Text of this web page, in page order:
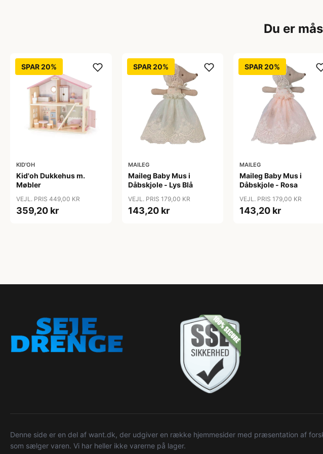
Du er
SPAR 20%
KID'OH
Kid'oh Dukkehus m.
Møbler
VEJL. PRIS 449,00 KR
359,20 kr
SPAR 20%
MAILEG
Maileg Baby Mus i
Dåbskjole - Lys Blå
VEJL. PRIS 179,00 KR
143,20 kr
SPAR 20%
MAILEG
Maileg Baby Mus i
Dåbskjole - Rosa
VEJL. PRIS 179,00 KR
143,20 kr
Denne side er en del af want.dk, der udgiver en række hjemmesider med præsentation af
som sælger varen. Vi har heller ikke varerne på lager.